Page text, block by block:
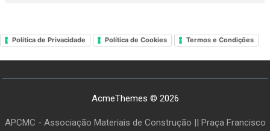
Política de Privacidade Política de Cookies Termos e Condições
AcmeThemes © 2026
APCMC - Associação Materiais de Construção || Praça Francisco